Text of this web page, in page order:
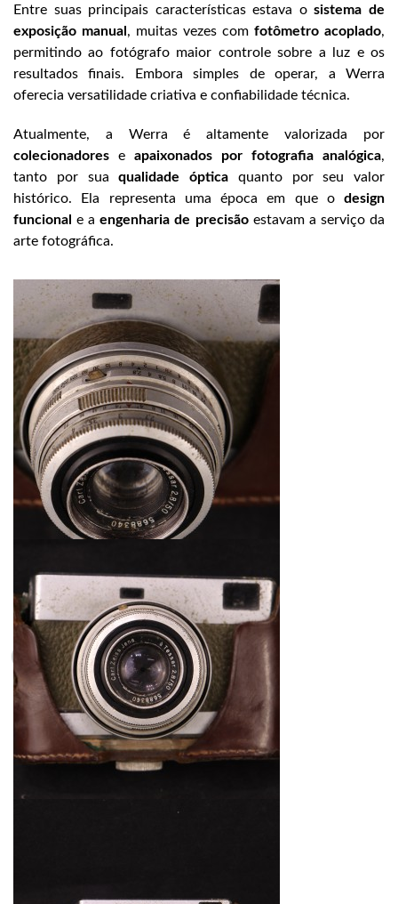
1min restante
Entre suas principais características estava osistema de
exposição manual, muitas vezes com fotômetro acoplado,
permitindo ao fotógrafo maior controle sobre a luz e os
resultados finais. Embora simples de operar, a Werra
oferecia versatilidade criativa e confiabilidade técnica.
Atualmente, a Werra é altamente valorizada por
colecionadores e apaixonados por fotografia analógica,
tanto por suaqualidade óptica quanto por seu valor
histórico. Ela representa uma época em que o design
funcional e aengenharia de precisãoestavam a serviço da
arte fotográfica.